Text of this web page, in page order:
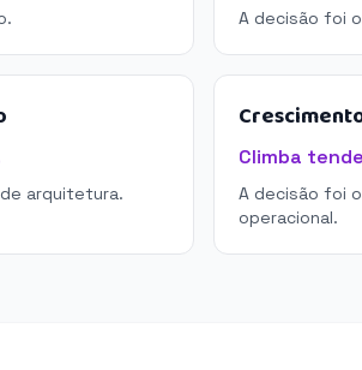
A decisão foi
arquitetura.
Climba
A decisão foi
operacional.